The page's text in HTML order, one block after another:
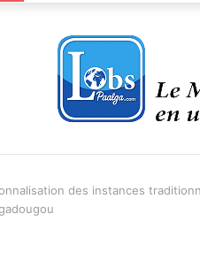
des instances